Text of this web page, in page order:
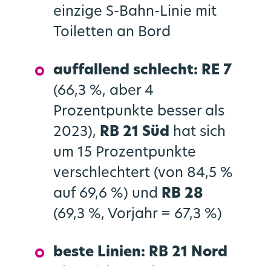
einzige S-Bahn-Linie mit
Toiletten an Bord
auffallend schlecht: RE 7
(66,3 %, aber 4
Prozentpunkte besser als
2023), RB 21 Süd hat sich
um 15 Prozentpunkte
verschlechtert (von 84,5 %
auf 69,6 %) und RB 28
(69,3 %, Vorjahr = 67,3 %)
beste Linien: RB 21 Nord